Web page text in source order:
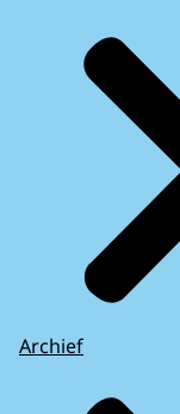
Archief